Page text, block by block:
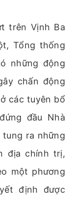
trên Vịnh Ba
Tổng thống
những động
chấn động
các tuyên bổ
đầu Nhà
ra những
địa chính trị,
một phương
định được